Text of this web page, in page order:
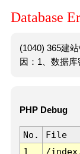
Database
(1040) 365建
因：1、数据库
PHP Debug
No. File
1
/